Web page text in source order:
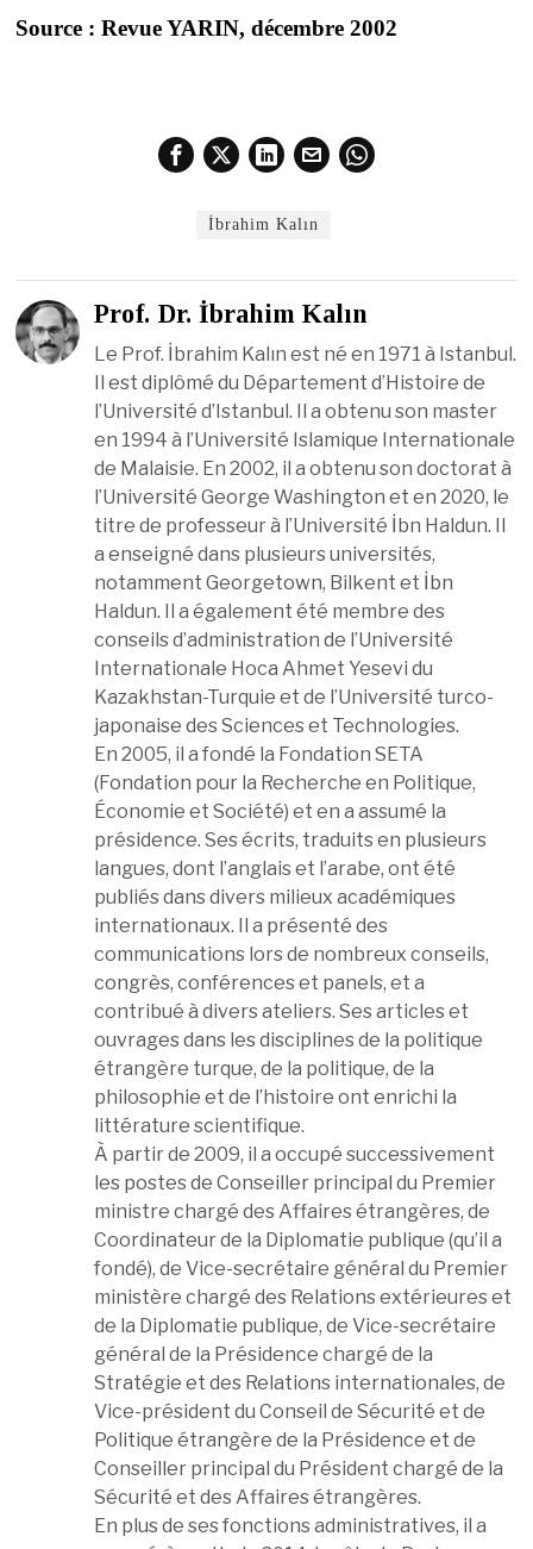
Source : Revue YARIN, décembre 2002
İbrahim Kalın
Prof. Dr. İbrahim Kalın
Le Prof. İbrahim Kalın est né en 1971 à Istanbul.
Il est diplômé du Département d’Histoire de
l’Université d’Istanbul. Il a obtenu son master
en 1994 à l’Université Islamique Internationale
de Malaisie. En 2002, il a obtenu son doctorat à
l’Université George Washington et en 2020, le
titre de professeur à l’Université İbn Haldun. Il
a enseigné dans plusieurs universités,
notamment Georgetown, Bilkent et İbn
Haldun. Il a également été membre des
conseils d’administration de l’Université
Internationale Hoca Ahmet Yesevi du
Kazakhstan-Turquie et de l’Université turco-
japonaise des Sciences et Technologies.
En 2005, il a fondé la Fondation SETA
(Fondation pour la Recherche en Politique,
Économie et Société) et en a assumé la
présidence. Ses écrits, traduits en plusieurs
langues, dont l’anglais et l’arabe, ont été
publiés dans divers milieux académiques
internationaux. Il a présenté des
communications lors de nombreux conseils,
congrès, conférences et panels, et a
contribué à divers ateliers. Ses articles et
ouvrages dans les disciplines de la politique
étrangère turque, de la politique, de la
philosophie et de l’histoire ont enrichi la
littérature scientifique.
À partir de 2009, il a occupé successivement
les postes de Conseiller principal du Premier
ministre chargé des Affaires étrangères, de
Coordinateur de la Diplomatie publique (qu’il a
fondé), de Vice-secrétaire général du Premier
ministère chargé des Relations extérieures et
de la Diplomatie publique, de Vice-secrétaire
général de la Présidence chargé de la
Stratégie et des Relations internationales, de
Vice-président du Conseil de Sécurité et de
Politique étrangère de la Présidence et de
Conseiller principal du Président chargé de la
Sécurité et des Affaires étrangères.
En plus de ses fonctions administratives, il a